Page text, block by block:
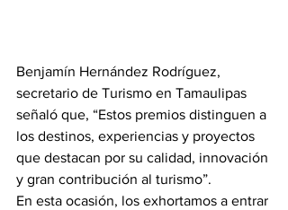
Benjamín Hernández Rodríguez,
secretario de Turismo en Tamaulipas
señaló que, “Estos premios distinguen a
los destinos, experiencias y proyectos
que destacan por su calidad, innovación
y gran contribución al turismo”.
En esta ocasión, los exhortamos a entrar